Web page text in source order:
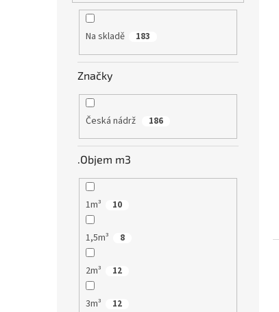
Na skladě 183
Značky
Česká nádrž 186
.Objem m3
1m³ 10
1,5m³ 8
2m³ 12
3m³ 12